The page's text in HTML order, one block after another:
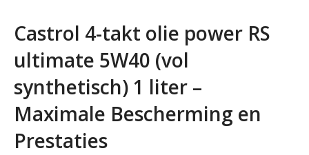
Castrol 4-takt olie power RS
ultimate 5W40 (vol
synthetisch) 1 liter –
Maximale Bescherming en
Prestaties